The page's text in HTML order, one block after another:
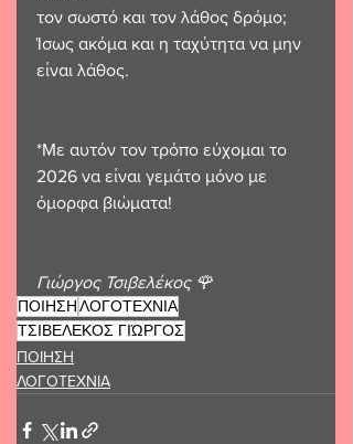
τον σωστό και τον λάθος δρόμο;
Ίσως ακόμα και η ταχύτητα να μην
είναι λάθος.
*Με αυτόν τον τρόπο εύχομαι το
2026 να είναι γεμάτο μόνο με
όμορφα βιώματα!
Γιώργος Τσιβελέκος 🌹
ΠΟΙΗΣΗΛΟΓΟΤΕΧΝΙΑ
ΤΣΙΒΕΛΕΚΟΣ ΓΙΏΡΓΟΣ
ΠΟΙΗΣΗ
ΛΟΓΟΤΕΧΝΙΑ